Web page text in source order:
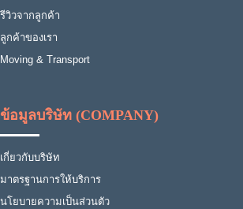
รีวิวจากลูกค้า
ลูกค้าของเรา
Moving & Transport
ข้อมูลบริษัท (COMPANY)
เกี่ยวกับบริษัท
มาตรฐานการให้บริการ
นโยบายความเป็นส่วนตัว